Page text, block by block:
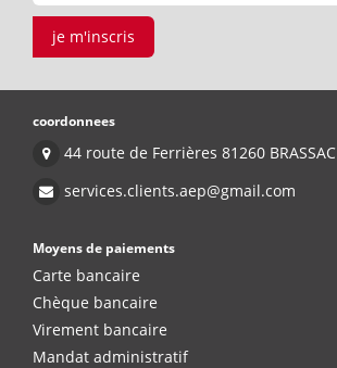
je m'inscris
coordonnees
44 route de Ferrières 81260 BRASSAC
services.clients.aep@gmail.com
Moyens de paiements
Carte bancaire
Chèque bancaire
Virement bancaire
Mandat administratif